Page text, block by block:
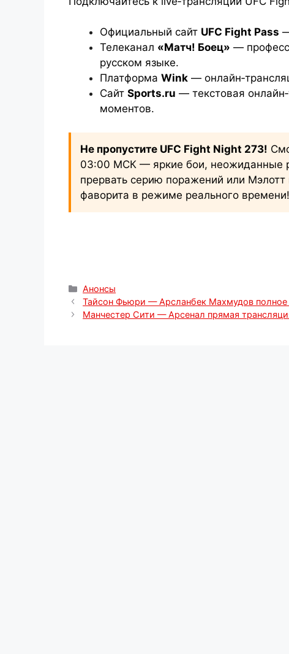
Официальный сайт UFC Fight Pass
Телеканал «Матч! Боец» —
русском языке.
Платформа Wink —
Сайт Sports.ru — текстовая
моментов.
Не пропустите UFC Fight Night 273!
03:00 МСК — яркие бои, неожиданные
прервать серию поражений или Мэлотт
фаворита в режиме реального времени!
Рубрики
Анонсы
Тайсон Фьюри — Арсланбек Махмудов
Манчестер Сити — Арсенал прямая